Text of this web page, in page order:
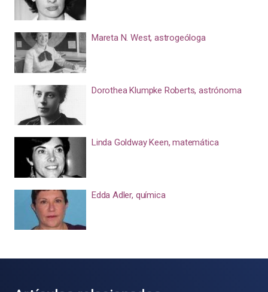
Mareta N. West, astrogeóloga
Dorothea Klumpke Roberts, astrónoma
Linda Goldway Keen, matemática
Edda Adler, química